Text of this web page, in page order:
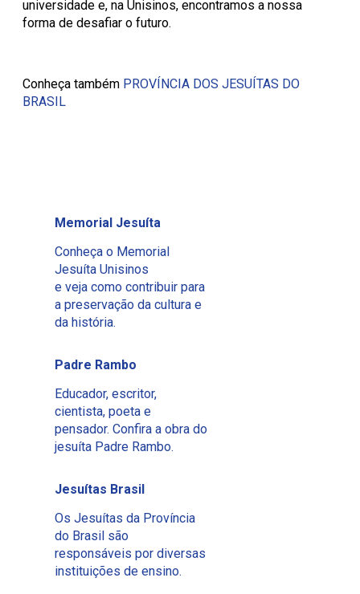
universidade e, na Unisinos, encontramos a nossa
forma de desafiar o futuro.
Conheça também PROVÍNCIA DOS JESUÍTAS DO
BRASIL
Memorial Jesuíta
Conheça o Memorial
Jesuíta Unisinos
e veja como contribuir para
a preservação da cultura e
da história.
Padre Rambo
Educador, escritor,
cientista, poeta e
pensador. Confira a obra do
jesuíta Padre Rambo.
Jesuítas Brasil
Os Jesuítas da Província
do Brasil são
responsáveis por diversas
instituições de ensino.